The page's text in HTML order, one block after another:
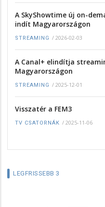
A SkyShowtime új on-
indít Magyarországon
STREAMING / 2026-02-03
A Canal+ elindítja
Magyarországon
STREAMING / 2025-12-01
Visszatér a FEM3
TV CSATORNÁK / 2025-11-06
LEGFRISSEBB 3